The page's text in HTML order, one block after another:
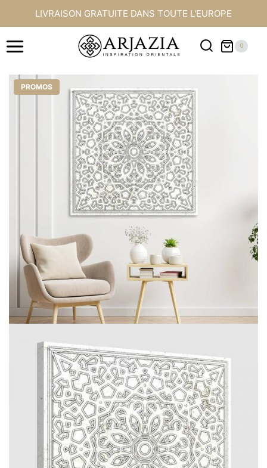
LIVRAISON GRATUITE DANS TOUTE L'EUROPE
0
PROMOS